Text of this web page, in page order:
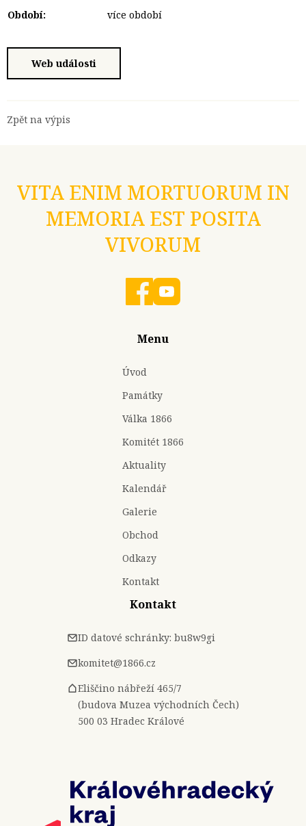
Období:
více období
Web události
Zpět na výpis
VITA ENIM MORTUORUM IN
MEMORIA EST POSITA
VIVORUM
Menu
Úvod
Památky
Válka 1866
Komitét 1866
Aktuality
Kalendář
Galerie
Obchod
Odkazy
Kontakt
Kontakt
ID datové schránky: bu8w9gi
komitet@1866.cz
Eliščino nábřeží 465/7
(budova Muzea východních Čech)
500 03 Hradec Králové